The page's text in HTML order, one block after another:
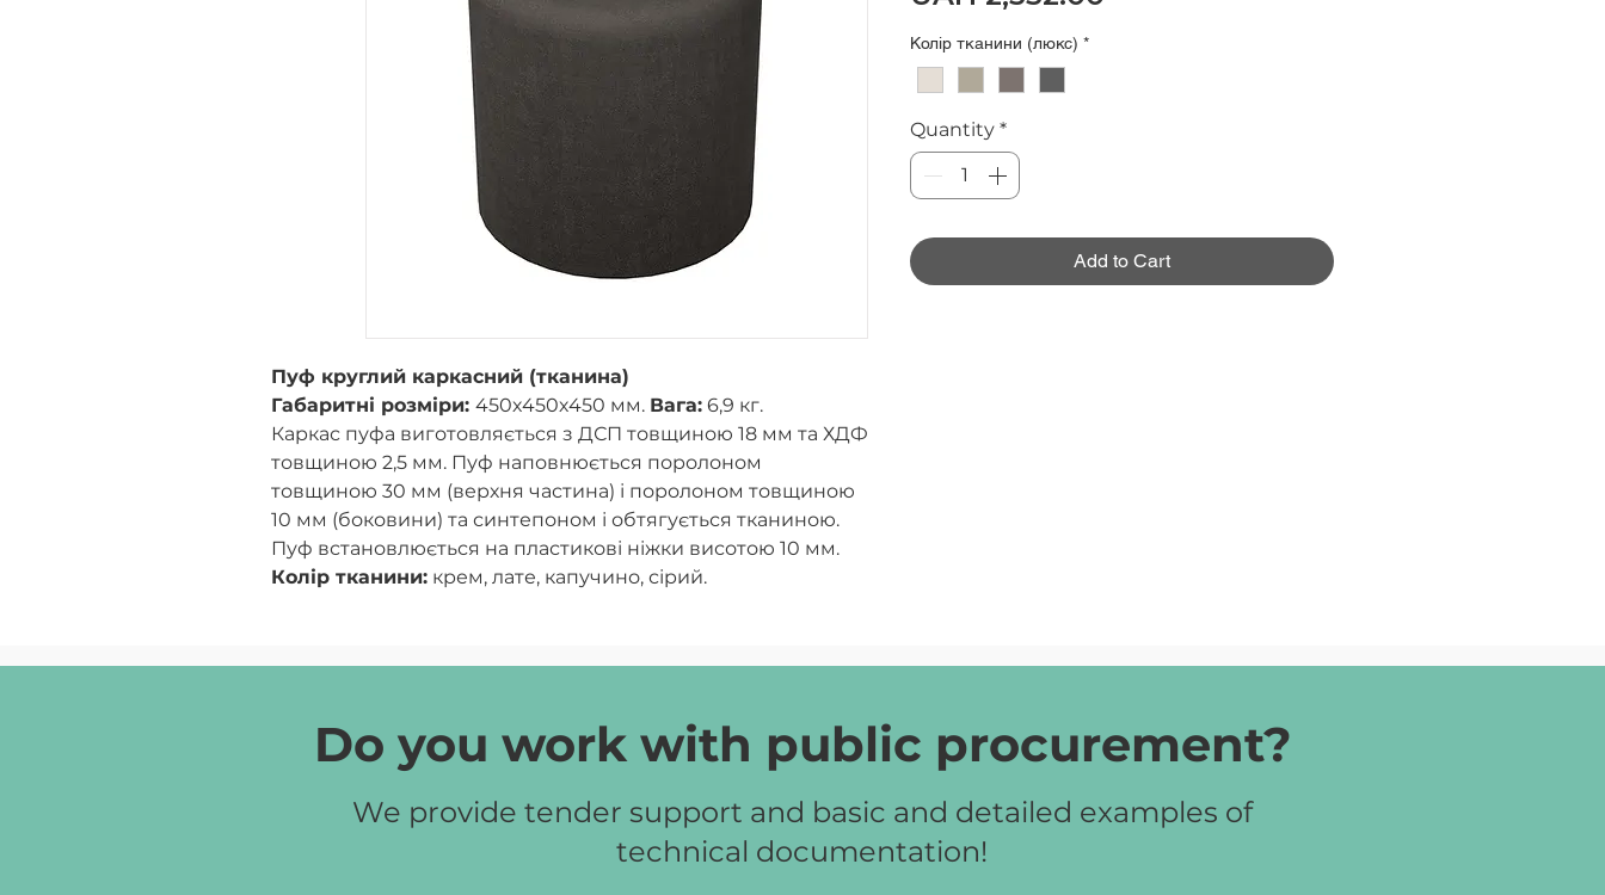
Пуф круглий каркасний (тканина)
Габаритні розміри: 450х450х450 мм. Вага: 6,9 кг.
Каркас пуфа виготовляється з ДСП товщиною 18 мм та ХДФ
товщиною 2,5 мм. Пуф наповнюється поролоном
товщиною 30 мм (верхня частина) і поролоном товщиною
10 мм (боковини) та синтепоном і обтягується тканиною.
Пуф встановлюється на пластикові ніжки висотою 10 мм.
Колір тканини: крем, лате, капучино, сірий.
Колір тканини (люкс) *
Quantity *
Add to Cart
Do you work with public procurement?
We provide tender support and basic and detailed examples of
technical documentation!